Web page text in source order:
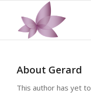
About Gerard
This author has yet